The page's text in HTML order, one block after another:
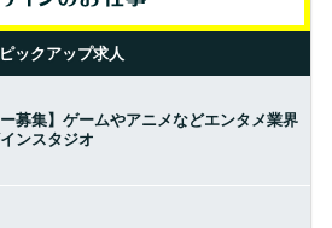
ピックアップ求人
ー募集】ゲームやアニメなどエンタメ業界
ンスタジオ